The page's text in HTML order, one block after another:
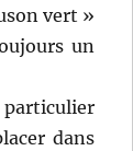
vert »
un
dans